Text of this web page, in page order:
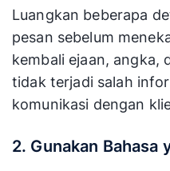
Luangkan beberapa
pesan sebelum
kembali ejaan, angka,
tidak terjadi salah
komunikasi dengan
2. Gunakan Bahasa